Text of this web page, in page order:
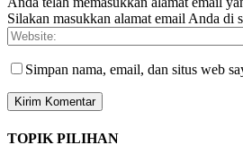
Silakan masukkan alamat email Anda di
Simpan nama, email, dan situs web
TOPIK PILIHAN